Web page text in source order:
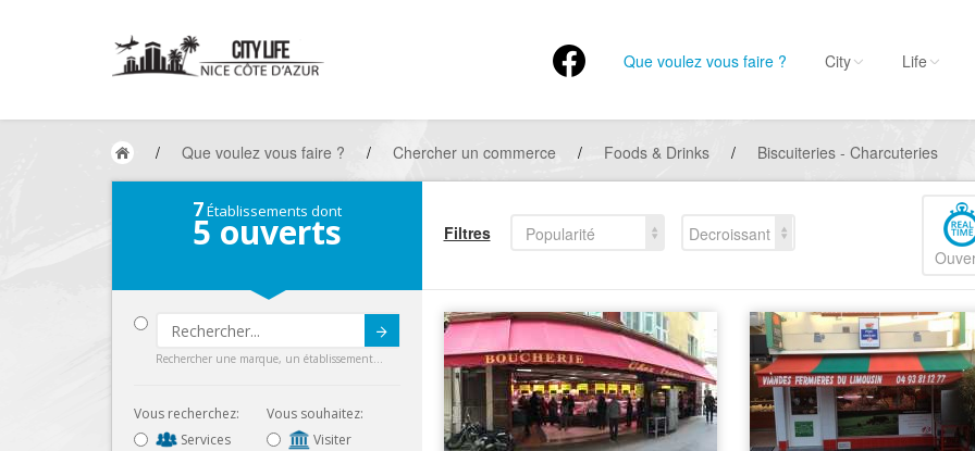
Que voulez vous faire ? City Life
/ Que voulez vous faire ? / Chercher un commerce / Foods & Drinks / Biscuiteries - Charcuteries
7Établissements dont
5 ouverts
Rechercher une marque, un établissement...
Vous recherchez:
Services
Vous souhaitez:
Visiter
Filtres Popularité
Decroissant